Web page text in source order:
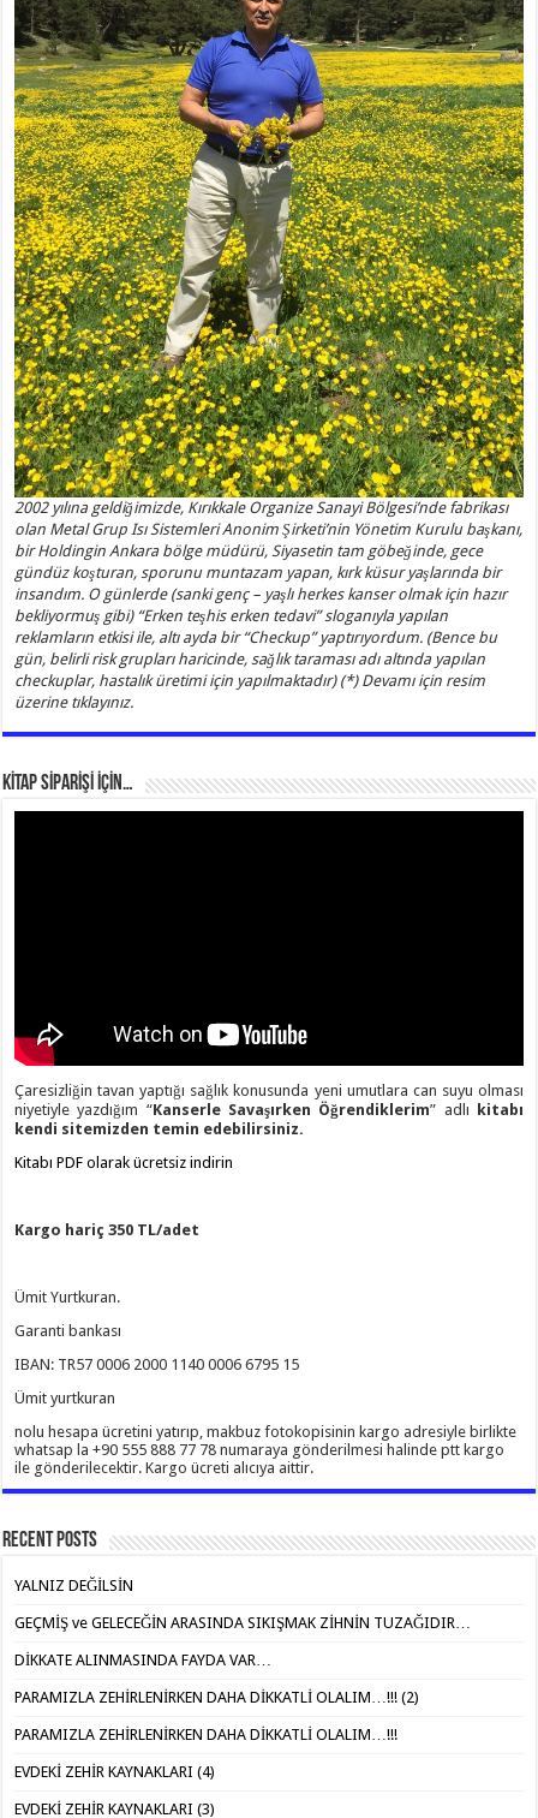
2002 yılına geldiğimizde, Kırıkkale Organize Sanayi Bölgesi’nde fabrikası
olan Metal Grup Isı Sistemleri Anonim Şirketi’nin Yönetim Kurulu başkanı,
bir Holdingin Ankara bölge müdürü, Siyasetin tam göbeğinde, gece
gündüz koşturan, sporunu muntazam yapan, kırk küsur yaşlarında bir
insandım. O günlerde (sanki genç – yaşlı herkes kanser olmak için hazır
bekliyormuş gibi) “Erken teşhis erken tedavi” sloganıyla yapılan
reklamların etkisi ile, altı ayda bir “Checkup” yaptırıyordum. (Bence bu
gün, belirli risk grupları haricinde, sağlık taraması adı altında yapılan
checkuplar, hastalık üretimi için yapılmaktadır) (*) Devamı için resim
üzerine tıklayınız.
KİTAP SİPARİŞİ İÇİN…
Çaresizliğin tavan yaptığı sağlık konusunda yeni umutlara can suyu olması
niyetiyle yazdığım “Kanserle Savaşırken Öğrendiklerim” adlı
kitabı
kendi sitemizden temin edebilirsiniz.
Kitabı PDF olarak ücretsiz indirin
Kargo hariç 350 TL/adet
Ümit Yurtkuran.
Garanti bankası
IBAN: TR57 0006 2000 1140 0006 6795 15
Ümit yurtkuran
nolu hesapa ücretini yatırıp, makbuz fotokopisinin kargo adresiyle birlikte
whatsap la +90 555 888 77 78 numaraya gönderilmesi halinde ptt kargo
ile gönderilecektir. Kargo ücreti alıcıya aittir.
Recent Posts
YALNIZ DEĞİLSİN
GEÇMİŞ ve GELECEĞİN ARASINDA SIKIŞMAK ZİHNİN TUZAĞIDIR…
DİKKATE ALINMASINDA FAYDA VAR…
PARAMIZLA ZEHİRLENİRKEN DAHA DİKKATLİ OLALIM…!!! (2)
PARAMIZLA ZEHİRLENİRKEN DAHA DİKKATLİ OLALIM…!!!
EVDEKİ ZEHİR KAYNAKLARI (4)
EVDEKİ ZEHİR KAYNAKLARI (3)